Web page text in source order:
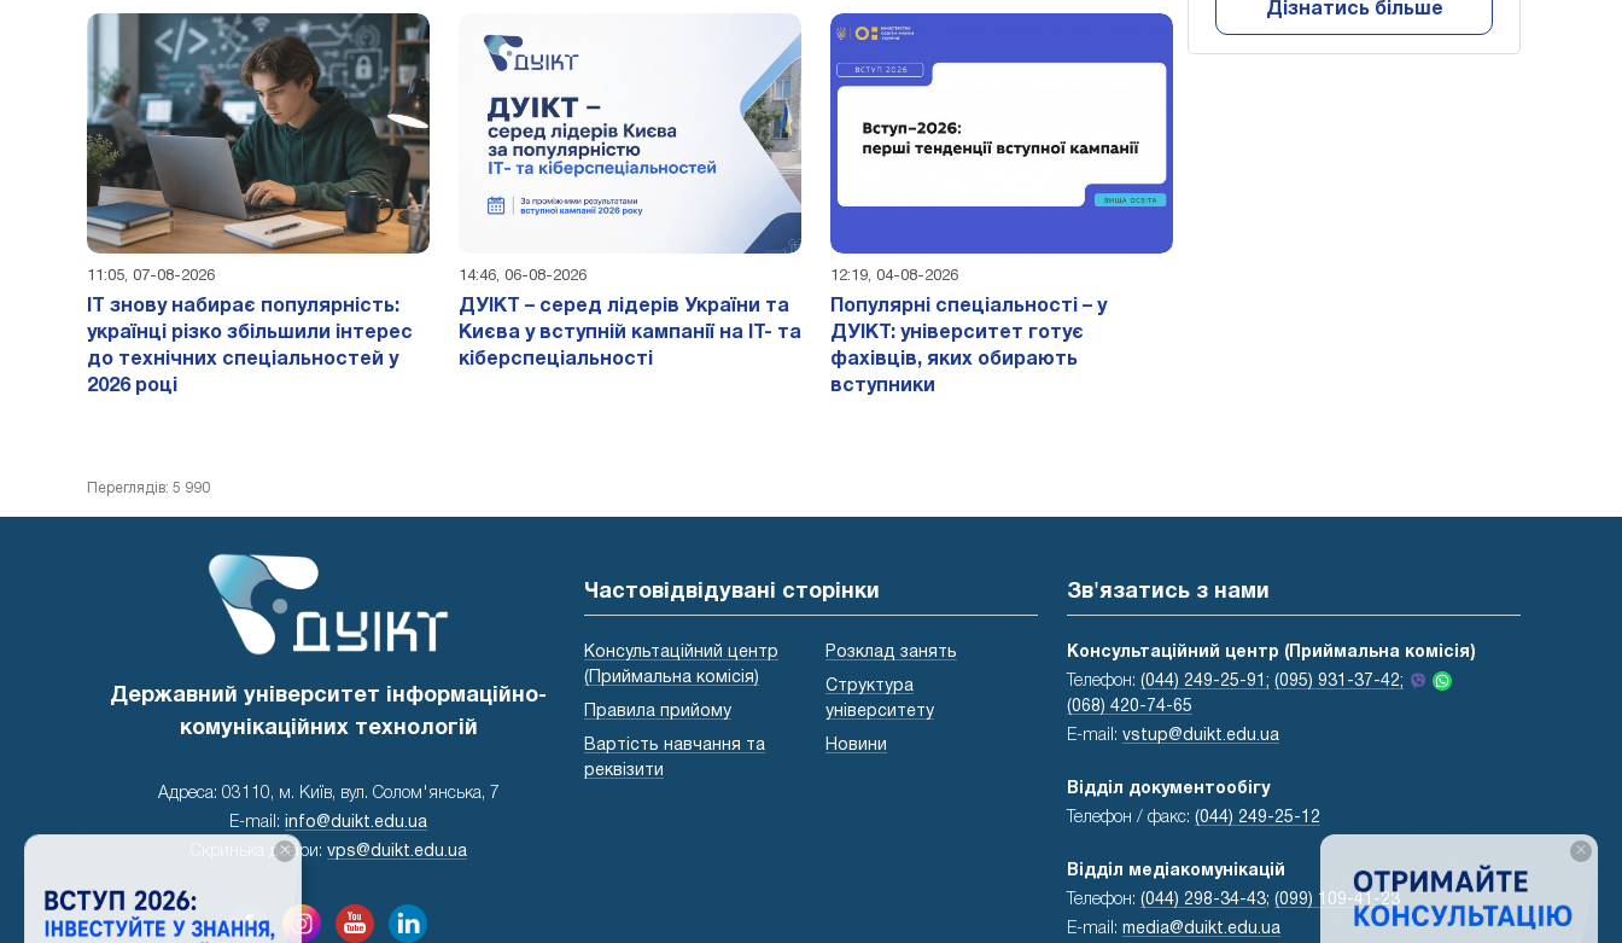
11:05, 07-08-2026
IT знову набирає популярність:
українці різко збільшили інтерес
до технічних спеціальностей у
2026 році
14:46, 06-08-2026
ДУІКТ – серед лідерів України та
Києва у вступній кампанії на ІТ- та
кіберспеціальності
12:19, 04-08-2026
Популярні спеціальності – у
ДУІКТ: університет готує
фахівців, яких обирають
вступники
Дізнатись більше
Переглядів: 5 990
Державний університет інформаційно-
комунікаційних технологій
Адреса: 03110, м. Київ, вул. Солом'янська, 7
E-mail:
info@duikt.edu.ua
Скринька довіри: vps@duikt.edu.ua
Частовідвідувані сторінки
Консультаційний центр
(Приймальна комісія)
Правила прийому
Вартість навчання та
реквізити
Розклад занять
Структура
університету
Новини
Зв'язатись з нами
Консультаційний центр (Приймальна комісія)
Телефон: (044) 249-25-91; (095) 931-37-42;
(068) 420-74-65
E-mail: vstup@duikt.edu.ua
Відділ документообігу
Телефон / факс: (044) 249-25-12
Відділ медіакомунікацій
Телефон: (044) 298-34-43; (099) 109-41-23
E-mail: media@duikt.edu.ua
×
×